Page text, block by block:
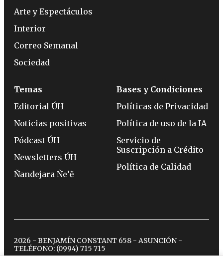
Arte y Espectáculos
Interior
Correo Semanal
Sociedad
Temas
Editorial ÚH
Noticias positivas
Pódcast ÚH
Newsletters ÚH
Ñandejara Ñe’ẽ
Bases y Condiciones
Políticas de Privacidad
Política de uso de la IA
Servicio de
Suscripción a Crédito
Política de Calidad
2026 - BENJAMÍN CONSTANT 658 - ASUNCIÓN -
TELÉFONO: (0994) 715 715